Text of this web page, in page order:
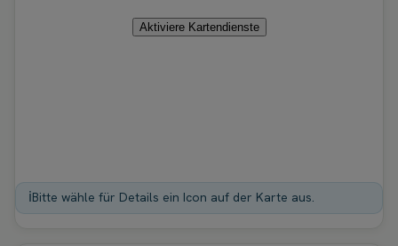
Aktiviere Kartendienste
ℹ️Bitte wähle für Details ein Icon auf der Karte aus.